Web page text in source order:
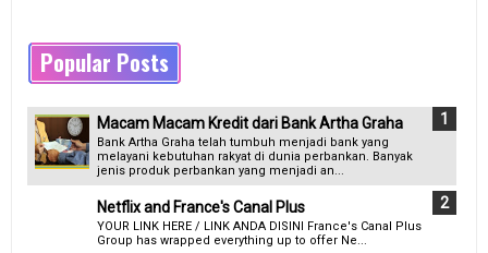
Popular Posts
Macam Macam Kredit dari Bank Artha Graha
Bank Artha Graha telah tumbuh menjadi bank yang
melayani kebutuhan rakyat di dunia perbankan. Banyak
jenis produk perbankan yang menjadi an...
Netflix and France's Canal Plus
YOUR LINK HERE / LINK ANDA DISINI France's Canal Plus
Group has wrapped everything up to offer Ne...